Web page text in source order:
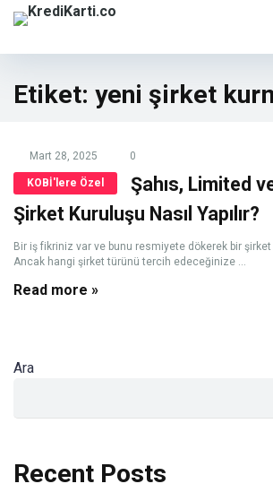
Etiket: yeni şirket
Mart 28, 2025 0
KOBİ'lere Özel
Şahıs, Limited
Şirket Kuruluşu Nasıl Yapılır?
Bir iş fikriniz var ve bunu resmiyete dökerek bir
Ancak hangi şirket türünü tercih edeceğinize ...
Read more »
Ara
Recent Posts